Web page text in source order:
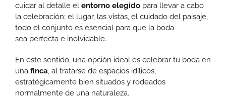
cuidar al detalle el entorno elegido para llevar a cabo
la celebración: el lugar, las vistas, el cuidado del paisaje,
todo el conjunto es esencial para que la boda
sea perfecta e inolvidable.
En este sentido, una opción ideal es celebrar tu boda en
una finca, al tratarse de espacios idílicos,
estratégicamente bien situados y rodeados
normalmente de una naturaleza.